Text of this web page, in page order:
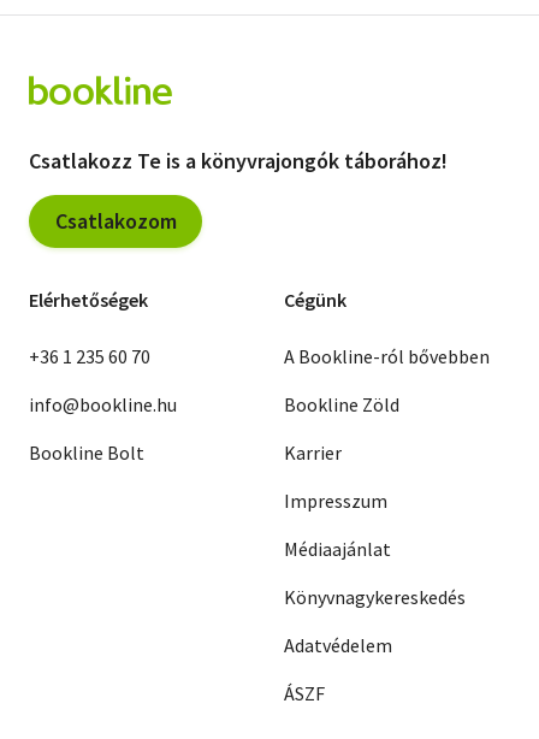
Taschenbücher
Libros de bolsillo
Olasz zsebkönyvek
Orosz zsebkönyvek
Csatlakozz Te is a könyvrajongók táborához!
Csatlakozom
Elérhetőségek
+36 1 235 60 70
info@bookline.hu
Bookline Bolt
Cégünk
A Bookline-ról bővebben
Bookline Zöld
Karrier
Impresszum
Médiaajánlat
Könyvnagykereskedés
Adatvédelem
ÁSZF